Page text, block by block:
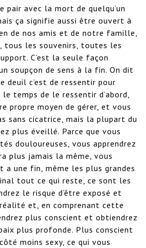
pair avec la mort de quelqu’un
ça signifie aussi être ouvert à
de nos amis et de notre famille,
les souvenirs, toutes les
C’est la seule façon
soupçon de sens à la fin. On dit
deuil c’est de ressentir pour
temps de le ressentir d’abord,
propre moyen de gérer, et vous
sans cicatrice, mais la plupart du
plus éveillé. Parce que vous
douloureuses, vous apprendrez
plus jamais la même, vous
a une fin, même les plus grandes
tout ce qui reste, ce sont les
le risque d’être exposé et
et, en comprenant cette
plus conscient et obtiendrez
plus profonde. Plus conscient
moins sexy, ce qui vous